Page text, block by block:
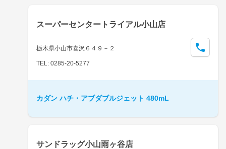
スーパーセンタートライアル小山店
栃木県小山市喜沢６４９－２
TEL: 0285-20-5277
カダン ハチ・アブダブルジェット 480mL
サンドラッグ小山雨ヶ谷店